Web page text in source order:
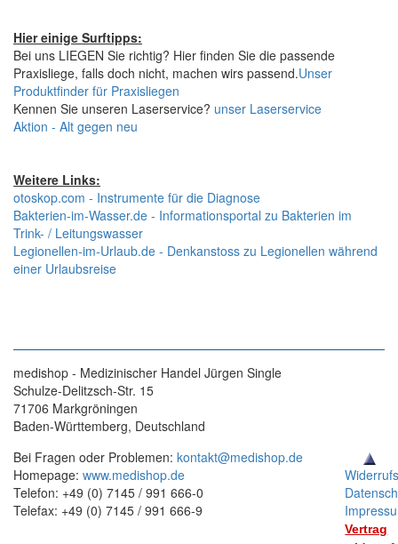
Hier einige Surftipps:
Bei uns LIEGEN Sie richtig? Hier finden Sie die passende
Praxisliege, falls doch nicht, machen wirs passend.Unser
Produktfinder für Praxisliegen
Kennen Sie unseren Laserservice? unser Laserservice
Aktion - Alt gegen neu
Weitere Links:
otoskop.com - Instrumente für die Diagnose
Bakterien-im-Wasser.de - Informationsportal zu Bakterien im
Trink- / Leitungswasser
Legionellen-im-Urlaub.de - Denkanstoss zu Legionellen während
einer Urlaubsreise
medishop - Medizinischer Handel Jürgen Single
Schulze-Delitzsch-Str. 15
71706 Markgröningen
Baden-Württemberg, Deutschland
Bei Fragen oder Problemen: kontakt@medishop.de
Homepage: www.medishop.de
Telefon: +49 (0) 7145 / 991 666-0
Telefax: +49 (0) 7145 / 991 666-9
Vertrag